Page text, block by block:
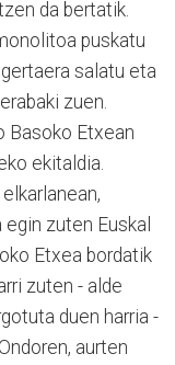
da bertatik.
puskatu
salatu eta
zuen.
Basoko Etxean
ekitaldia.
zuten Euskal
Etxea bordatik
zuten - alde
duen harria -
aurten